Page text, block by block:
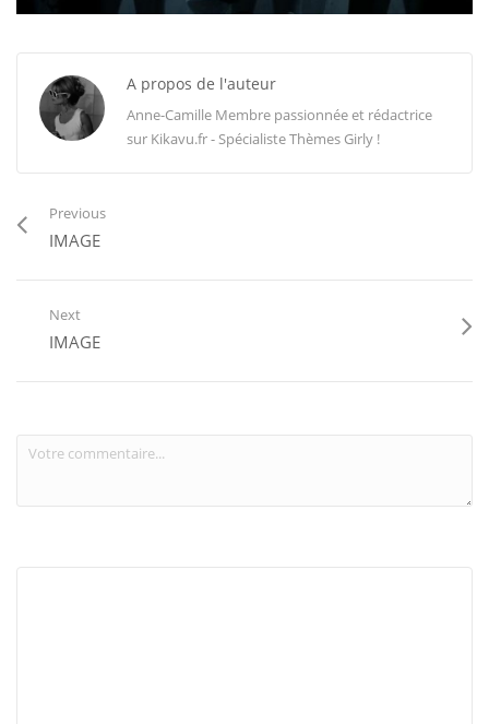
A propos de l'auteur
Anne-Camille Membre passionnée et rédactrice
sur Kikavu.fr - Spécialiste Thèmes Girly !
Previous
IMAGE
Next
IMAGE